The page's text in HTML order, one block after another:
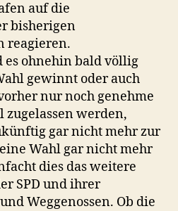
auf die
bisherigen
reagieren.
ohnehin bald völlig
gewinnt oder auch
nur noch genehme
zugelassen werden,
gar nicht mehr zur
Wahl gar nicht mehr
dies das weitere
SPD und ihrer
Weggenossen. Ob die